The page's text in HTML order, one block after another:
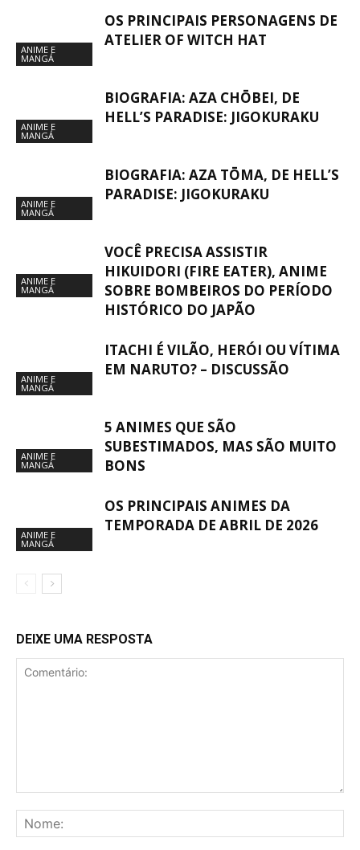
ANIME E
MANGÁ
OS PRINCIPAIS PERSONAGENS DE
ATELIER OF WITCH HAT
ANIME E
MANGÁ
BIOGRAFIA: AZA CHŌBEI, DE
HELL’S PARADISE: JIGOKURAKU
ANIME E
MANGÁ
BIOGRAFIA: AZA TŌMA, DE HELL’S
PARADISE: JIGOKURAKU
ANIME E
MANGÁ
VOCÊ PRECISA ASSISTIR
HIKUIDORI (FIRE EATER), ANIME
SOBRE BOMBEIROS DO PERÍODO
HISTÓRICO DO JAPÃO
ANIME E
MANGÁ
ITACHI É VILÃO, HERÓI OU VÍTIMA
EM NARUTO? – DISCUSSÃO
ANIME E
MANGÁ
5 ANIMES QUE SÃO
SUBESTIMADOS, MAS SÃO MUITO
BONS
ANIME E
MANGÁ
OS PRINCIPAIS ANIMES DA
TEMPORADA DE ABRIL DE 2026
DEIXE UMA RESPOSTA